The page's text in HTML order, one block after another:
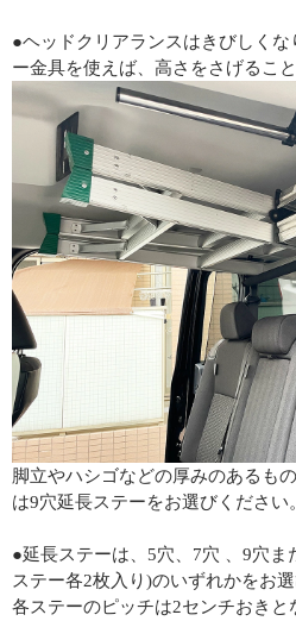
●ヘッドクリアランスはきびしく
ー金具を使えば、高さをさげること
脚立やハシゴなどの厚みのあるも
は9穴延長ステーをお選びください。
●延長ステーは、5穴、7穴 、9穴ま
ステー各2枚入り)のいずれかをお選
各ステーのピッチは2センチおき